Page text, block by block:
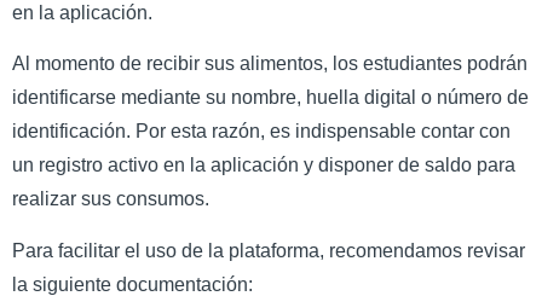
en la aplicación.
Al momento de recibir sus alimentos, los estudiantes podrán
identificarse mediante su nombre, huella digital o número de
identificación. Por esta razón, es indispensable contar con
un registro activo en la aplicación y disponer de saldo para
realizar sus consumos.
Para facilitar el uso de la plataforma, recomendamos revisar
la siguiente documentación: